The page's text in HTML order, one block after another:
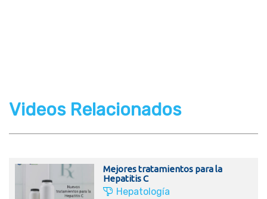
Videos Relacionados
Mejores tratamientos para la
Hepatitis C
Hepatología